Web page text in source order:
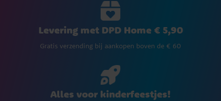
Levering met DPD Home € 5,90
Gratis verzending bij aankopen boven de € 60
Alles voor kinderfeestjes!